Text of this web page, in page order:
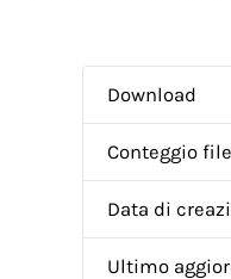
Download
Conteggio file
Data di
Ultimo